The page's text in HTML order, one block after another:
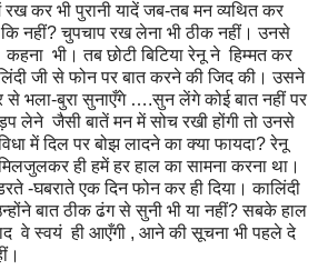
कर भी पुरानी यादें जब-तब मन व्यथित कर
कि नहीं? चुपचाप रख लेना भी ठीक नहीं। उनसे
भी। तब छोटी बिटिया रेनू ने हिम्मत कर
जी से फोन पर बात करने की जिद की। उसने
से भला-बुरा सुनाएँगे ….सुन लेंगे कोई बात नहीं पर
लेने जैसी बातें मन में सोच रखी होंगी तो उनसे
में दिल पर बोझ लादने का क्या फायदा? रेनू
ही हमें हर हाल का सामना करना था।
-घबराते एक दिन फोन कर ही दिया। कालिंदी
बात ठीक ढंग से सुनी भी या नहीं? सबके हाल
वे स्वयं ही आएँगी , आने की सूचना भी पहले दे